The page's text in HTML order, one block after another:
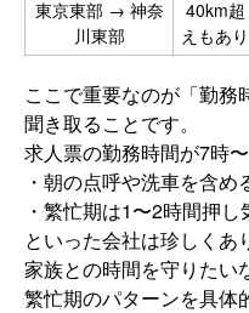
東京東部 → 神奈
川東部
40km超
えもあり
ここで重要なのが「勤務
聞き取ることです。
求人票の勤務時間が7時〜
・朝の点呼や洗車を含
・繁忙期は1〜2時間押し
といった会社は珍しくあ
家族との時間を守りたい
繁忙期のパターンを具体